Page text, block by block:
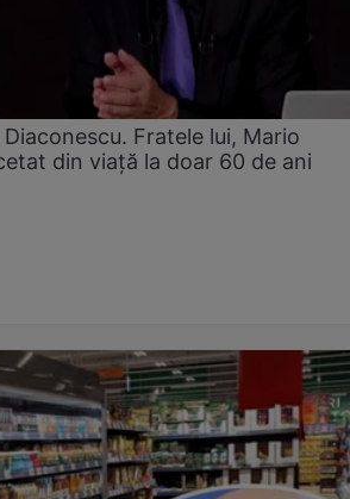
Fratele lui, Mario
din viață la doar 60 de ani